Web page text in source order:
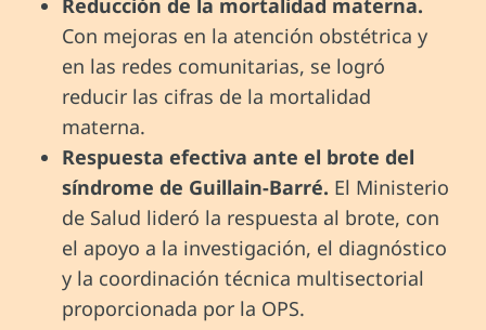
Reducción de la mortalidad materna.
Con mejoras en la atención obstétrica y
en las redes comunitarias, se logró
reducir las cifras de la mortalidad
materna.
Respuesta efectiva ante el brote del
síndrome de Guillain-Barré. El Ministerio
de Salud lideró la respuesta al brote, con
el apoyo a la investigación, el diagnóstico
y la coordinación técnica multisectorial
proporcionada por la OPS.